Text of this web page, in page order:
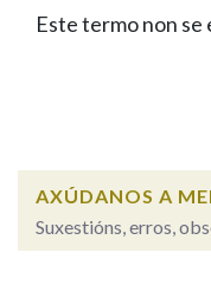
Facebook
TwitterYoutubeInstagram
BUSCAR NOS
Remata por
Este termo non
AXÚDANOS A
Suxestións, erros,